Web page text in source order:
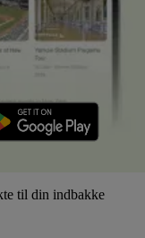
til din indbakke